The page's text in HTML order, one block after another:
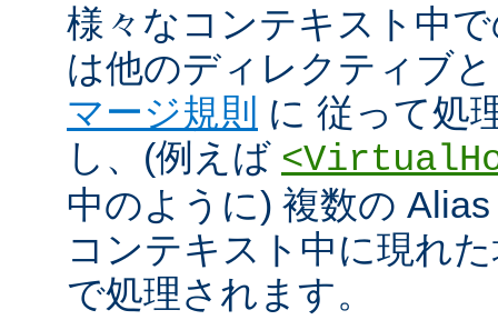
様々なコンテキスト中
は他のディレクティブ
マージ規則 に 従って処
し、(例えば
中のように) 複数の
コンテキスト中に現れ
で処理されます。